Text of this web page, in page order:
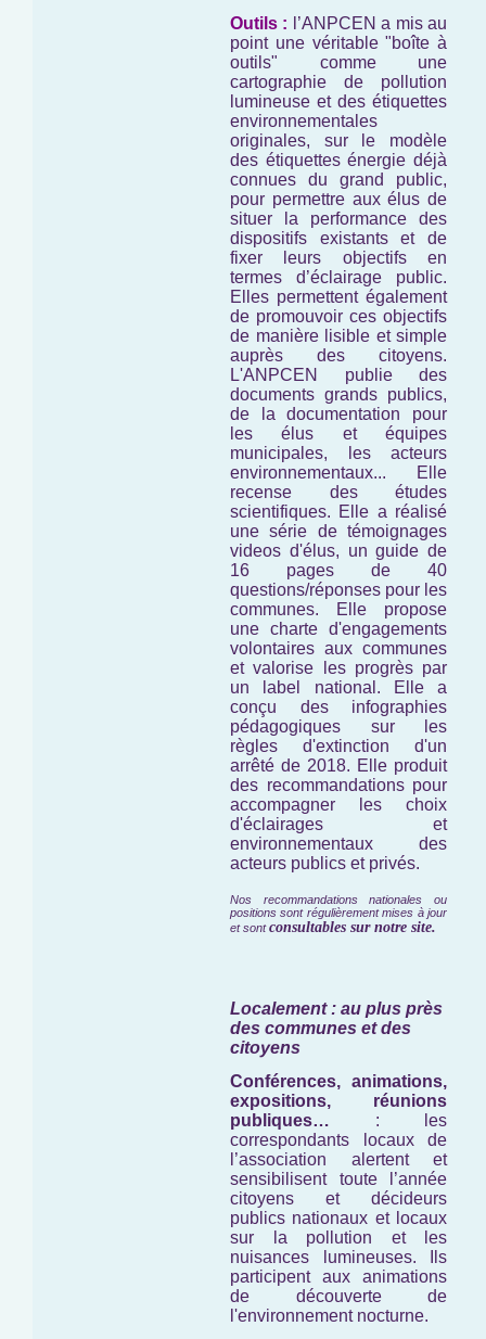
Outils :
l’ANPCEN a mis au
point une véritable "boîte à
outils" comme une
cartographie de pollution
lumineuse et des étiquettes
environnementales
originales, sur le modèle
des étiquettes énergie déjà
connues du grand public,
pour permettre aux élus de
situer la performance des
dispositifs existants et de
fixer leurs objectifs en
termes d’éclairage public.
Elles permettent également
de promouvoir ces objectifs
de manière lisible et simple
auprès des citoyens.
L'ANPCEN publie des
documents grands publics,
de la documentation pour
les élus et équipes
municipales, les acteurs
environnementaux... Elle
recense des études
scientifiques. Elle a réalisé
une série de témoignages
videos d'élus, un guide de
16 pages de 40
questions/réponses pour les
communes. Elle propose
une charte d'engagements
volontaires aux communes
et valorise les progrès par
un label national. Elle a
conçu des infographies
pédagogiques sur les
règles d'extinction d'un
arrêté de 2018. Elle produit
des recommandations pour
accompagner les choix
d'éclairages et
environnementaux des
acteurs publics et privés.
Nos recommandations nationales ou
positions sont régulièrement mises à jour
et sontconsultables sur notre site.
Localement : au plus près
des communes et des
citoyens
Conférences, animations,
expositions, réunions
publiques… : les
correspondants locaux de
l’association alertent et
sensibilisent toute l’année
citoyens et décideurs
publics nationaux et locaux
sur la pollution et les
nuisances lumineuses. Ils
participent aux animations
de découverte de
l'environnement nocturne.